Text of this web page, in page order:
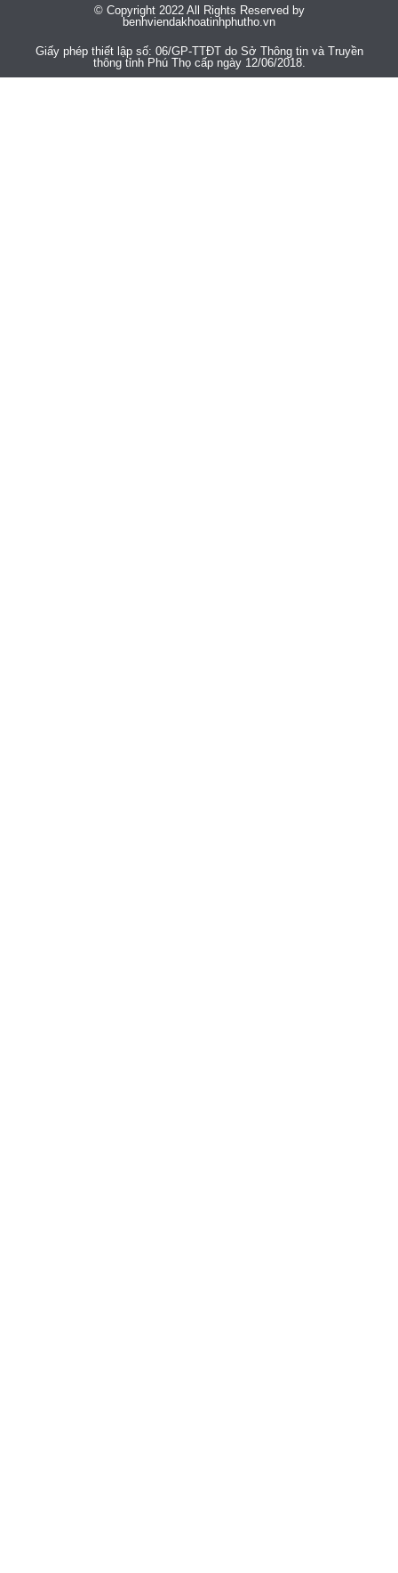
© Copyright 2022 All Rights Reserved by
benhviendakhoatinhphutho.vn
Giấy phép thiết lập số: 06/GP-TTĐT do Sở Thông tin và Truyền
thông tỉnh Phú Thọ cấp ngày 12/06/2018.